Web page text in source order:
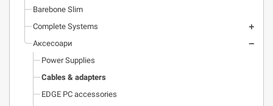
Barebone Slim
Complete Systems
add
Аксесоари remove
Power Supplies
Cables & adapters
EDGE PC accessories